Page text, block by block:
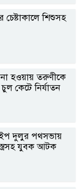
চেষ্টাকালে শিশুসহ
না হওয়ায় তরুণীকে
কেটে নির্যাতন
হুইপ দুলুর পথসভায়
যুবক আটক